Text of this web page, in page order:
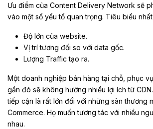
Ưu điểm của Content Delivery Network sẽ
vào một số yếu tố quan trọng. Tiêu biểu
Độ lớn của website.
Vị trí tương đối so với data gốc.
Lượng Traffic tạo ra.
Một doanh nghiệp bán hàng tại chỗ, phục
gần đó sẽ không hưởng nhiều lợi ích từ
tiếp cận là rất lớn đối với những sàn thương
Commerce. Họ muốn tương tác với nhiều
nhau.